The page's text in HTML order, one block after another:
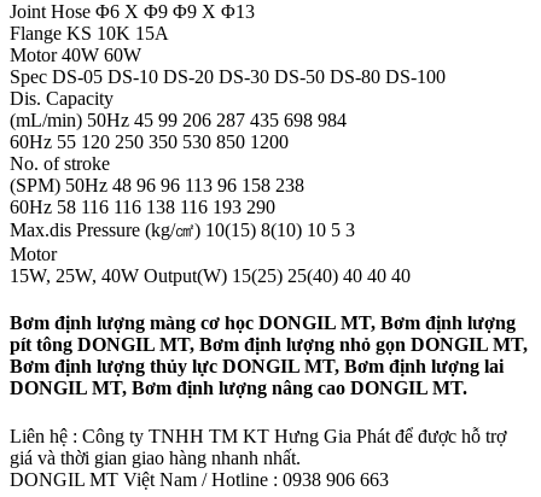
Joint Hose Φ6 X Φ9 Φ9 X Φ13
Flange KS 10K 15A
Motor 40W 60W
Spec DS-05 DS-10 DS-20 DS-30 DS-50 DS-80 DS-100
Dis. Capacity
(mL/min) 50Hz 45 99 206 287 435 698 984
60Hz 55 120 250 350 530 850 1200
No. of stroke
(SPM) 50Hz 48 96 96 113 96 158 238
60Hz 58 116 116 138 116 193 290
Max.dis Pressure (kg/㎠) 10(15) 8(10) 10 5 3
Motor
15W, 25W, 40W Output(W) 15(25) 25(40) 40 40 40
Bơm định lượng màng cơ học DONGIL MT, Bơm định lượng
pít tông DONGIL MT, Bơm định lượng nhỏ gọn DONGIL MT,
Bơm định lượng thủy lực DONGIL MT, Bơm định lượng lai
DONGIL MT, Bơm định lượng nâng cao DONGIL MT.
Liên hệ : Công ty TNHH TM KT Hưng Gia Phát để được hỗ trợ
giá và thời gian giao hàng nhanh nhất.
DONGIL MT Việt Nam / Hotline : 0938 906 663